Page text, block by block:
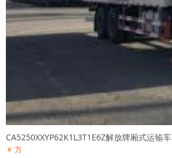
CA5250XXYP62K1L3T1E6Z解放牌厢式运输车
￥ 万